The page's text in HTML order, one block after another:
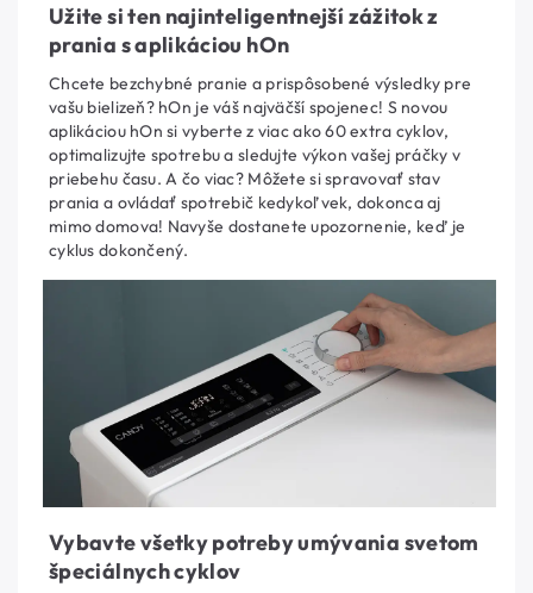
Užite si ten najinteligentnejší zážitok z
prania s aplikáciou hOn
Chcete bezchybné pranie a prispôsobené výsledky pre
vašu bielizeň? hOn je váš najväčší spojenec! S novou
aplikáciou hOn si vyberte z viac ako 60 extra cyklov,
optimalizujte spotrebu a sledujte výkon vašej práčky v
priebehu času. A čo viac? Môžete si spravovať stav
prania a ovládať spotrebič kedykoľvek, dokonca aj
mimo domova! Navyše dostanete upozornenie, keď je
cyklus dokončený.
Vybavte všetky potreby umývania svetom
špeciálnych cyklov